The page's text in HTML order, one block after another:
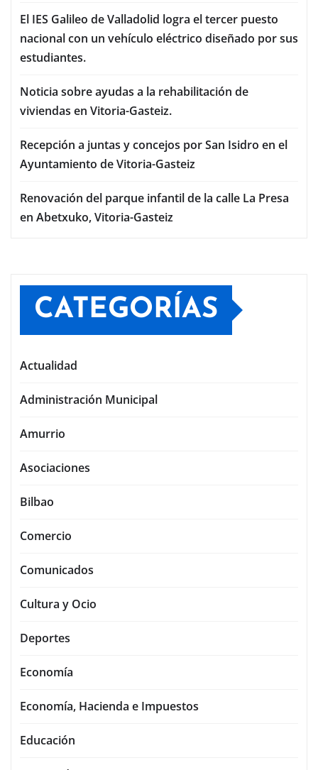
El IES Galileo de Valladolid logra el tercer puesto
nacional con un vehículo eléctrico diseñado por sus
estudiantes.
Noticia sobre ayudas a la rehabilitación de
viviendas en Vitoria-Gasteiz.
Recepción a juntas y concejos por San Isidro en el
Ayuntamiento de Vitoria-Gasteiz
Renovación del parque infantil de la calle La Presa
en Abetxuko, Vitoria-Gasteiz
CATEGORÍAS
Actualidad
Administración Municipal
Amurrio
Asociaciones
Bilbao
Comercio
Comunicados
Cultura y Ocio
Deportes
Economía
Economía, Hacienda e Impuestos
Educación